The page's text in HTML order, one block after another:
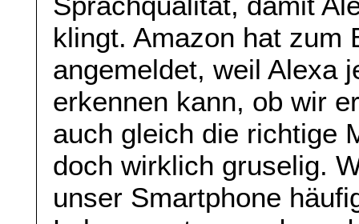
klingt. Amazon hat zum
angemeldet, weil Alexa
erkennen kann, ob wir
auch gleich die richtige
doch wirklich gruselig.
unser Smartphone